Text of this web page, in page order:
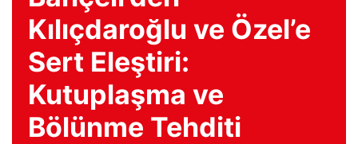
Kılıçdaroğlu ve Özel’e
Sert Eleştiri:
Kutuplaşma ve
Bölünme Tehditi